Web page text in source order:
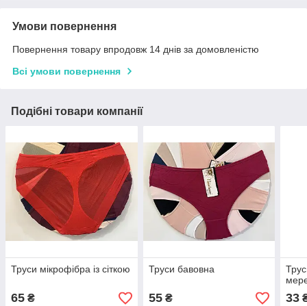
Умови повернення
Повернення товару впродовж 14 днів за домовленістю
Всі умови повернення
Подібні товари компанії
Труси мікрофібра із сіткою
65 ₴
Труси бавовна
55₴ 33